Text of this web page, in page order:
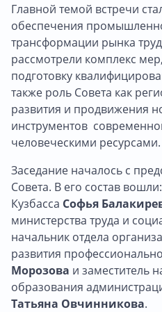
Главной темой встречи
обеспечения
трансформации рынка
рассмотрели комплекс
подготовку
также роль Совета как
развития и продвижения
инструментов
человеческими ресурсами.
Заседание началось с
Совета. В его состав
Кузбасса Софья
министерства труда и
начальник отдела
развития
Морозова и заместитель
образования
Татьяна Овчинникова.